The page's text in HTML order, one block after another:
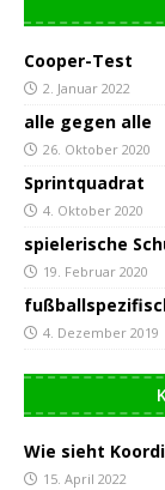
Cooper-Test
2. Januar 2022
alle gegen alle
26. Oktober 2020
Sprintquadrat
4. Oktober 2020
spielerische
19. Februar 2020
4. Dezember 2019
Wie sieht
15. April 2022